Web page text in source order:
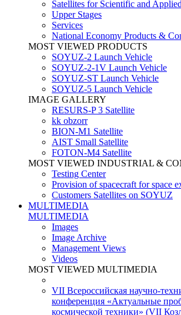
Satellites for Scientific and
Upper Stages
Services
National Economy Products &
MOST VIEWED PRODUCTS
SOYUZ-2 Launch Vehicle
SOYUZ-2-1V Launch Vehicle
SOYUZ-ST Launch Vehicle
SOYUZ-5 Launch Vehicle
IMAGE GALLERY
RESURS-P 3 Satellite
kk obzorr
BION-M1 Satellite
AIST Small Satellite
FOTON-M4 Satellite
MOST VIEWED INDUSTRIAL &
Testing Center
Provision of spacecraft for space
Customers Satellites on SOYUZ
MULTIMEDIA
MULTIMEDIA
Images
Image Archive
Management Views
Videos
MOST VIEWED MULTIMEDIA
VII Всероссийская научно-
конференция «Актуальные
космической техники» (VII